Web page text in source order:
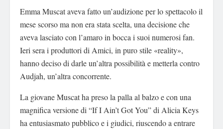
Emma Muscat aveva fatto un’audizione per lo spettacolo il
mese scorso ma non era stata scelta, una decisione che
aveva lasciato con l’amaro in bocca i suoi numerosi fan.
Ieri sera i produttori di Amici, in puro stile «reality»,
hanno deciso di darle un’altra possibilità e metterla contro
Audjah, un’altra concorrente.
La giovane Muscat ha preso la palla al balzo e con una
magnifica versione di “If I Ain’t Got You” di Alicia Keys
ha entusiasmato pubblico e i giudici, riuscendo a entrare